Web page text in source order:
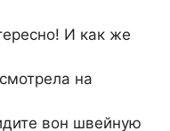
И как же
на
вон швейную